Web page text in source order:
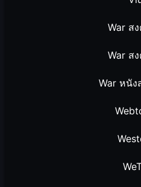
War ส
War ส
War หนัง